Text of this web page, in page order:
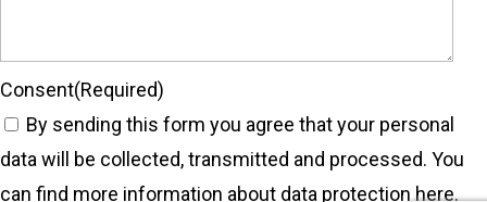
Consent(Required)
By sending this form you agree that your personal
data will be collected, transmitted and processed. You
can find more information about data protectionhere.